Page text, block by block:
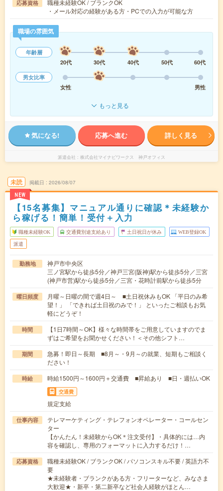
応募資格
職種未経験OK / ブランクOK
・メール対応の経験がある方・PCでの入力が可能な方
職場の雰囲気
年齢層
20代
30代 40代 50代
60代
男女比率
女性
男性
もっと見る
気になる! 応募へ進む 詳しく見る
派遣会社 株式会社マイナビワークス 神戸オフィス
未読
NEW
掲載日 2026/08/07
【15名募集】マニュアル通りに確認＊未経験か
ら稼げる！簡単！受付＋入力
職種未経験OK 交通費別途支給あり 土日祝日が休み WEB登録OK
派遣
勤務地
神戸市中央区
三ノ宮駅から徒歩5分／神戸三宮(阪神)駅から徒歩5分／三宮
(神戸市営)駅から徒歩5分／三宮・花時計前駅から徒歩5分
曜日頻度
月曜～日曜の間で週4日～ ■土日祝休みもOK 「平日のみ希
望！」 「できれば土日祝のみで！」 といったご相談もお気
軽にどうぞ！
時間
【1日7時間～OK】様々な時間帯をご用意していますのでま
ずはご希望をお聞かせください！＜その他シフト…
期間
急募！即日～長期 ■8月～・9月～の就業、短期もご相談く
ださい！
時給 時給1500円～1600円＋交通費 ■昇給あり ■日・週払いOK
交通費
規定支給
仕事内容
テレマーケティング・テレフォンオペレーター・コールセン
ター
【かんたん！未経験からOK＊注文受付】・具体的には…内
容を確認し、専用のフォーマットに入力するだけ！…
応募資格
職種未経験OK / ブランクOK / パソコンスキル不要 / 英語力不
要
★未経験者・ブランクがある方・フリーターなど、みなさま
大歓迎★・新卒・第二新卒など社会人経験がほとん…